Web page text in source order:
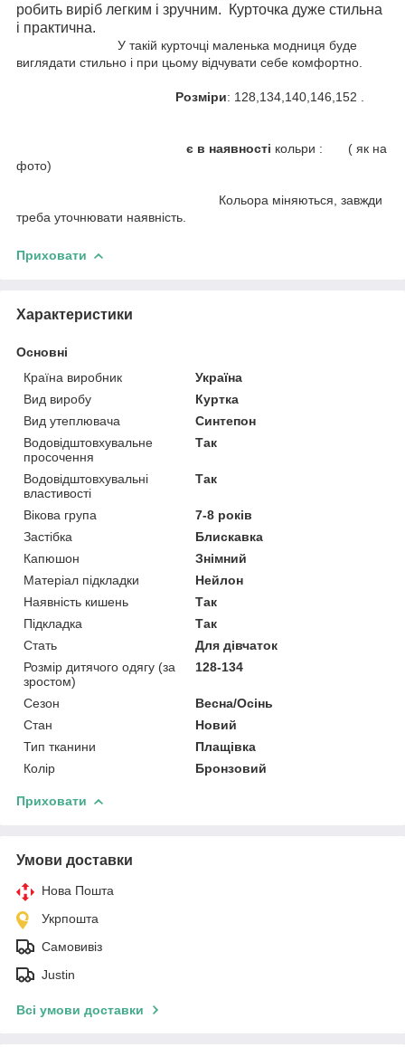
робить виріб легким і зручним. Курточка дуже стильна
і практична.
У такій курточці маленька модниця буде
виглядати стильно і при цьому відчувати себе комфортно.
Розміри: 128,134,140,146,152 .
є в наявності кольри : ( як на
фото)
Кольора міняються, завжди
треба уточнювати наявність.
Приховати
Характеристики
Основні
Країна виробник
Україна
Вид виробу
Куртка
Вид утеплювача
Синтепон
Водовідштовхувальне
просочення
Так
Водовідштовхувальні
властивості
Так
Вікова група
7-8 років
Застібка
Блискавка
Капюшон
Знімний
Матеріал підкладки
Нейлон
Наявність кишень
Так
Підкладка
Так
Стать
Для дівчаток
Розмір дитячого одягу (за
зростом)
128-134
Сезон
Весна/Осінь
Стан
Новий
Тип тканини
Плащівка
Колір
Бронзовий
Приховати
Умови доставки
Нова Пошта
Укрпошта
Самовивіз
Justin
Всі умови доставки